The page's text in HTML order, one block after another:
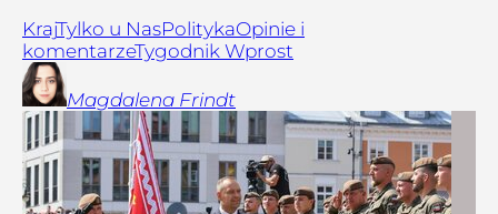
KrajTylko u NasPolitykaOpinie i
komentarzeTygodnik Wprost
Magdalena Frindt